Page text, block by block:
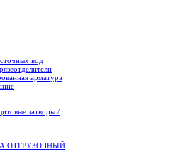
вод
арматура
затворы /
ОТГРУЗОЧНЫЙ